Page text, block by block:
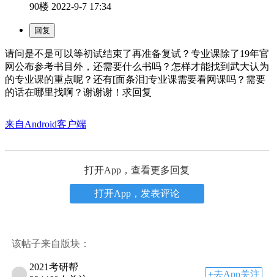
90楼 2022-9-7 17:34
请问是不是可以等初试结束了再准备复试？专业课除了19年官
网公布参考书目外，还需要什么书吗？怎样才能找到武大认为
的专业课的重点呢？还有[面条泪]专业课需要看网课吗？需要
的话在哪里找啊？谢谢谢！求回复
来自Android客户端
打开App，查看更多回复
打开App，发表评论
该帖子来自版块：
2021考研帮
+去App关注